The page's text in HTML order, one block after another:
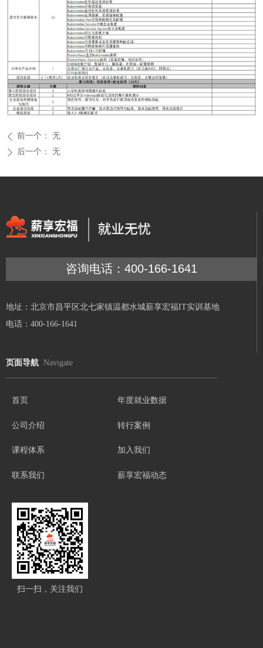
ꄴ 前一个： 无
ꄲ 后一个： 无
咨询电话：400-166-1641
地址：北京市昌平区北七家镇温都水城薪享宏福IT实训基地
电话：400-166-1641
页面导航 Navigate
首页
公司介绍
课程体系
联系我们
年度就业数据
转行案例
加入我们
薪享宏福动态
扫一扫，关注我们